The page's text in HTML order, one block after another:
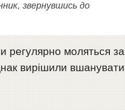
звернувшись до
регулярно моляться за
вирішили вшанувати